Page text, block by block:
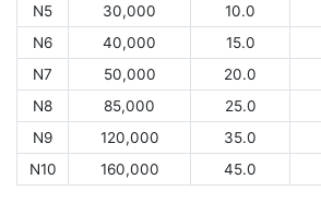
N5
30,000 10.0
N6
40,000 15.0
N7
50,000 20.0
N8
85,000 25.0
N9
120,000 35.0
N10
160,000 45.0